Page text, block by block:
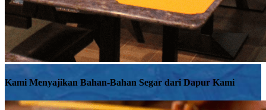
Kami Menyajikan Bahan-Bahan Segar dari Dapur Kami